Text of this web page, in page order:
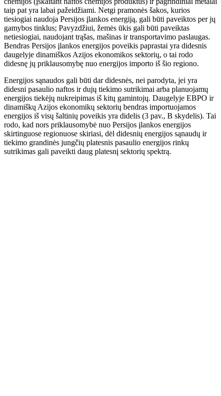
taip pat yra labai pažeidžiami. Netgi pramonės šakos, kurios
tiesiogiai naudoja Persijos įlankos energiją, gali būti paveiktos per jų
gamybos tinklus; Pavyzdžiui, žemės ūkis gali būti paveiktas
netiesiogiai, naudojant trąšas, mašinas ir transportavimo paslaugas.
Bendras Persijos įlankos energijos poveikis paprastai yra didesnis
daugelyje dinamiškos Azijos ekonomikos sektorių, o tai rodo
didesnę jų priklausomybę nuo energijos importo iš šio regiono.
Energijos sąnaudos gali būti dar didesnės, nei parodyta, jei yra
didesni pasaulio naftos ir dujų tiekimo sutrikimai arba planuojamų
energijos tiekėjų nukreipimas iš kitų gamintojų. Daugelyje EBPO ir
dinamiškų Azijos ekonomikų sektorių bendras importuojamos
energijos iš visų šaltinių poveikis yra didelis (3 pav., B skydelis). Tai
rodo, kad nors priklausomybė nuo Persijos įlankos energijos
skirtinguose regionuose skiriasi, dėl didesnių energijos sąnaudų ir
tiekimo grandinės jungčių platesnis pasaulio energijos rinkų
sutrikimas gali paveikti daug platesnį sektorių spektrą.